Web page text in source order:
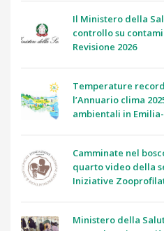
Il Ministero della
controllo su
Revisione 2026
Temperature
l’Annuario clima
ambientali in
Camminate nel
quarto video della
Iniziative
Ministero della